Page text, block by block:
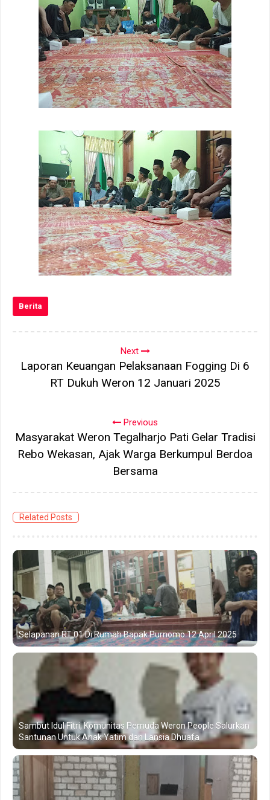
Berita
Next
Laporan Keuangan Pelaksanaan Fogging Di 6
RT Dukuh Weron 12 Januari 2025
Previous
Masyarakat Weron Tegalharjo Pati Gelar Tradisi
Rebo Wekasan, Ajak Warga Berkumpul Berdoa
Bersama
Related Posts
Selapanan RT 01 Di Rumah Bapak Purnomo 12 April 2025
Sambut Idul Fitri, Komunitas Pemuda Weron People Salurkan
Santunan Untuk Anak Yatim dan Lansia Dhuafa